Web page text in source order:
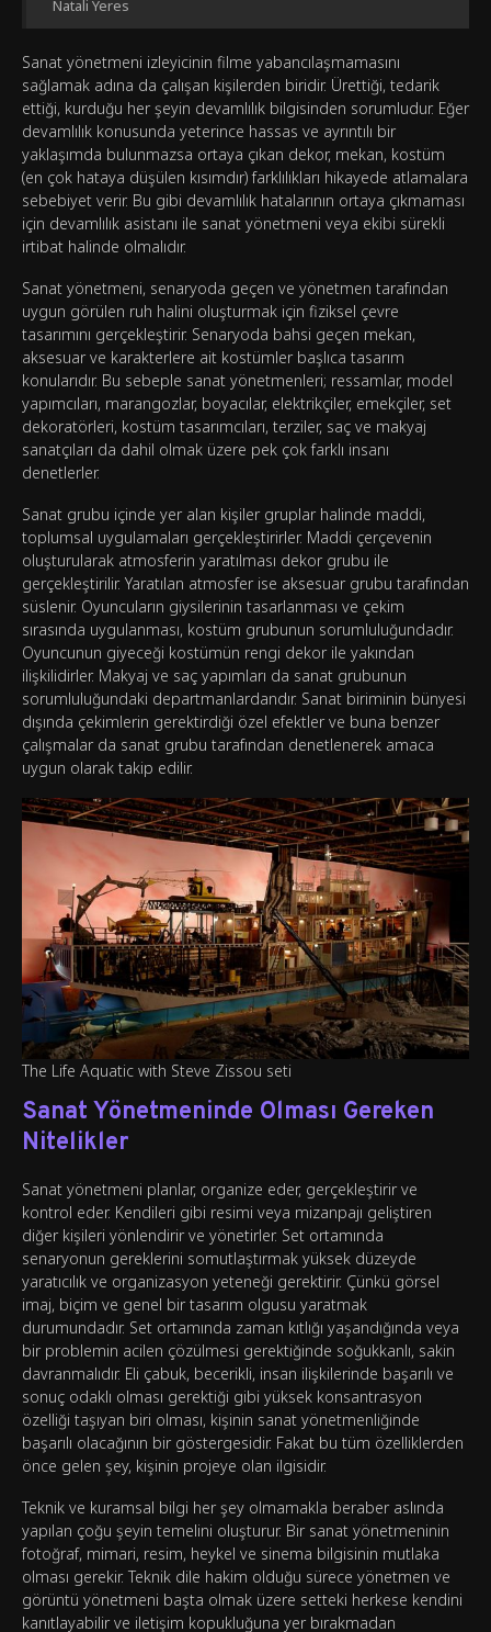
Natali Yeres
Sanat yönetmeni izleyicinin filme yabancılaşmamasını
sağlamak adına da çalışan kişilerden biridir. Ürettiği, tedarik
ettiği, kurduğu her şeyin devamlılık bilgisinden sorumludur. Eğer
devamlılık konusunda yeterince hassas ve ayrıntılı bir
yaklaşımda bulunmazsa ortaya çıkan dekor, mekan, kostüm
(en çok hataya düşülen kısımdır) farklılıkları hikayede atlamalara
sebebiyet verir. Bu gibi devamlılık hatalarının ortaya çıkmaması
için devamlılık asistanı ile sanat yönetmeni veya ekibi sürekli
irtibat halinde olmalıdır.
Sanat yönetmeni, senaryoda geçen ve yönetmen tarafından
uygun görülen ruh halini oluşturmak için fiziksel çevre
tasarımını gerçekleştirir. Senaryoda bahsi geçen mekan,
aksesuar ve karakterlere ait kostümler başlıca tasarım
konularıdır. Bu sebeple sanat yönetmenleri; ressamlar, model
yapımcıları, marangozlar, boyacılar, elektrikçiler, emekçiler, set
dekoratörleri, kostüm tasarımcıları, terziler, saç ve makyaj
sanatçıları da dahil olmak üzere pek çok farklı insanı
denetlerler.
Sanat grubu içinde yer alan kişiler gruplar halinde maddi,
toplumsal uygulamaları gerçekleştirirler. Maddi çerçevenin
oluşturularak atmosferin yaratılması dekor grubu ile
gerçekleştirilir. Yaratılan atmosfer ise aksesuar grubu tarafından
süslenir. Oyuncuların giysilerinin tasarlanması ve çekim
sırasında uygulanması, kostüm grubunun sorumluluğundadır.
Oyuncunun giyeceği kostümün rengi dekor ile yakından
ilişkilidirler. Makyaj ve saç yapımları da sanat grubunun
sorumluluğundaki departmanlardandır. Sanat biriminin bünyesi
dışında çekimlerin gerektirdiği özel efektler ve buna benzer
çalışmalar da sanat grubu tarafından denetlenerek amaca
uygun olarak takip edilir.
The Life Aquatic with Steve Zissou seti
Sanat Yönetmeninde Olması Gereken
Nitelikler
Sanat yönetmeni planlar, organize eder, gerçekleştirir ve
kontrol eder. Kendileri gibi resimi veya mizanpajı geliştiren
diğer kişileri yönlendirir ve yönetirler. Set ortamında
senaryonun gereklerini somutlaştırmak yüksek düzeyde
yaratıcılık ve organizasyon yeteneği gerektirir. Çünkü görsel
imaj, biçim ve genel bir tasarım olgusu yaratmak
durumundadır. Set ortamında zaman kıtlığı yaşandığında veya
bir problemin acilen çözülmesi gerektiğinde soğukkanlı, sakin
davranmalıdır. Eli çabuk, becerikli, insan ilişkilerinde başarılı ve
sonuç odaklı olması gerektiği gibi yüksek konsantrasyon
özelliği taşıyan biri olması, kişinin sanat yönetmenliğinde
başarılı olacağının bir göstergesidir. Fakat bu tüm özelliklerden
önce gelen şey, kişinin projeye olan ilgisidir.
Teknik ve kuramsal bilgi her şey olmamakla beraber aslında
yapılan çoğu şeyin temelini oluşturur. Bir sanat yönetmeninin
fotoğraf, mimari, resim, heykel ve sinema bilgisinin mutlaka
olması gerekir. Teknik dile hakim olduğu sürece yönetmen ve
görüntü yönetmeni başta olmak üzere setteki herkese kendini
kanıtlayabilir ve iletişim kopukluğuna yer bırakmadan